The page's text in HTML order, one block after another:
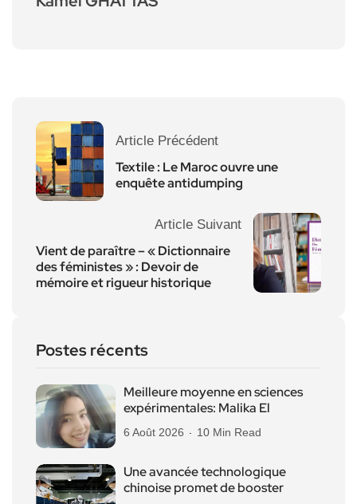
Article Précédent
Textile : Le Maroc ouvre une
enquête antidumping
Article Suivant
Vient de paraître – « Dictionnaire
des féministes » : Devoir de
mémoire et rigueur historique
Postes récents
Meilleure moyenne en sciences
expérimentales: Malika El
6 Août 2026 10 Min Read
Une avancée technologique
chinoise promet de booster